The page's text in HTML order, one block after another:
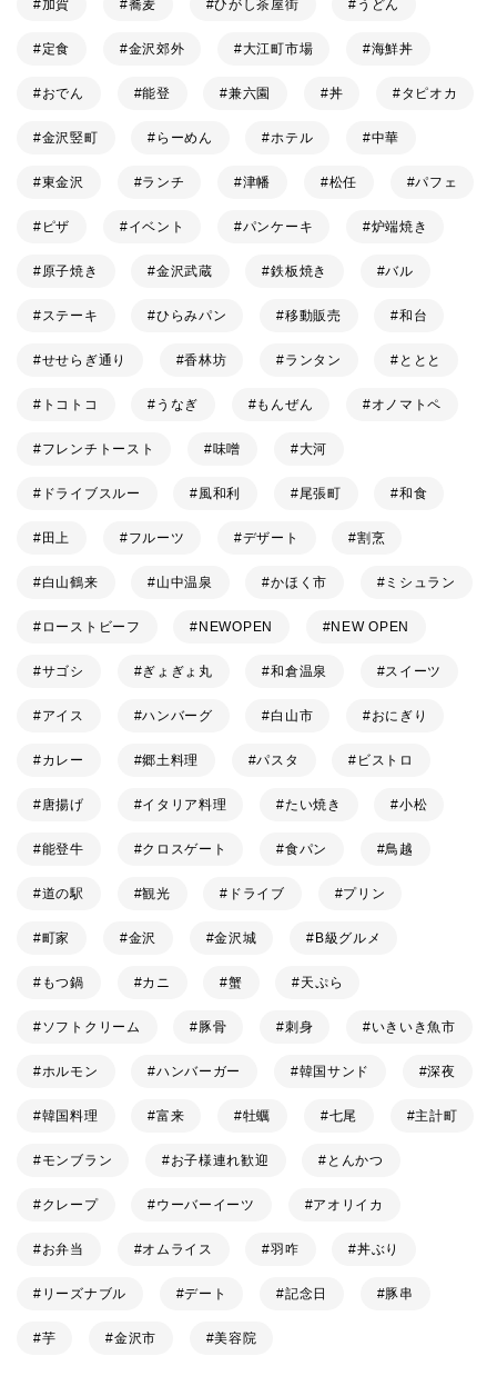
加賀 蕎麦 ひがし茶屋街 うどん
定食 金沢郊外 大江町市場 海鮮丼
おでん 能登 兼六園 丼 タピオカ
金沢竪町 らーめん ホテル 中華
東金沢 ランチ 津幡 松任 パフェ
ピザ イベント パンケーキ 炉端焼き
原子焼き 金沢武蔵 鉄板焼き バル
ステーキ ひらみパン 移動販売 和台
せせらぎ通り 香林坊 ランタン ととと
トコトコ うなぎ もんぜん オノマトペ
フレンチトースト 味噌 大河
ドライブスルー 風和利 尾張町 和食
田上 フルーツ デザート 割烹
白山鶴来 山中温泉 かほく市 ミシュラン
ローストビーフ NEWOPEN NEW OPEN
サゴシ ぎょぎょ丸 和倉温泉 スイーツ
アイス ハンバーグ 白山市 おにぎり
カレー 郷土料理 パスタ ビストロ
唐揚げ イタリア料理 たい焼き 小松
能登牛 クロスゲート 食パン 鳥越
道の駅 観光 ドライブ プリン
町家 金沢 金沢城 B級グルメ
もつ鍋 カニ 蟹 天ぷら
ソフトクリーム 豚骨 刺身 いきいき魚市
ホルモン ハンバーガー 韓国サンド 深夜
韓国料理 富来 牡蠣 七尾 主計町
モンブラン お子様連れ歓迎 とんかつ
クレープ ウーバーイーツ アオリイカ
お弁当 オムライス 羽咋 丼ぶり
リーズナブル デート 記念日 豚串
芋 金沢市 美容院